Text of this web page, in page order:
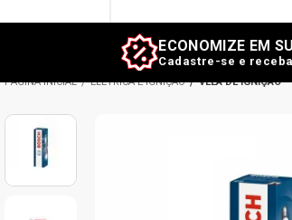
ECONOMIZE EM
Cadastre-se e
ELÉTRICA E IGNIÇÃO VELA DE IGNIÇÃO